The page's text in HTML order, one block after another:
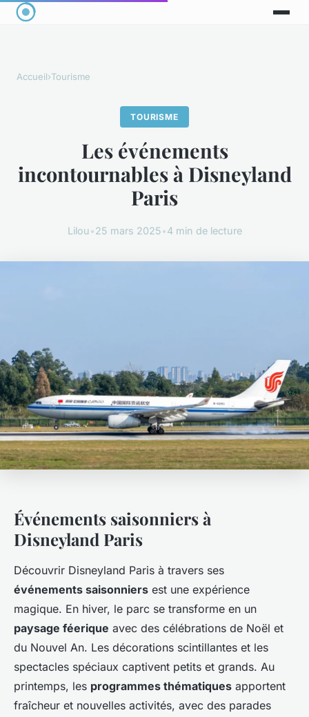
Accueil›Tourisme
TOURISME
Les événements
incontournables à Disneyland
Paris
Lilou•25 mars 2025•4 min de lecture
Événements saisonniers à
Disneyland Paris
Découvrir Disneyland Paris à travers ses
événements saisonniers est une expérience
magique. En hiver, le parc se transforme en un
paysage féerique avec des célébrations de Noël et
du Nouvel An. Les décorations scintillantes et les
spectacles spéciaux captivent petits et grands. Au
printemps, les programmes thématiques apportent
fraîcheur et nouvelles activités, avec des parades